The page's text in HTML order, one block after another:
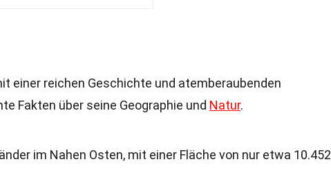
einer reichen Geschichte und atemberaubenden
Fakten über seine Geographie und Natur.
im Nahen Osten, mit einer Fläche von nur etwa 10.452